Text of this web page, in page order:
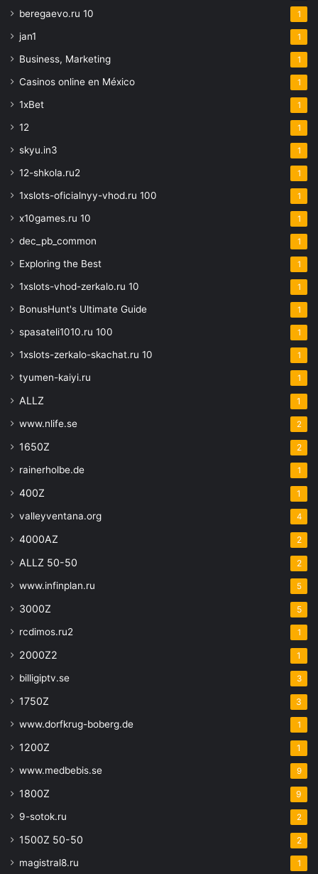
beregaevo.ru 10 1
jan1 1
Business, Marketing 1
Casinos online en México 1
1xBet 1
12 1
skyu.in3 1
12-shkola.ru2 1
1xslots-oficialnyy-vhod.ru 100 1
x10games.ru 10 1
dec_pb_common 1
Exploring the Best 1
1xslots-vhod-zerkalo.ru 10 1
BonusHunt's Ultimate Guide 1
spasateli1010.ru 100 1
1xslots-zerkalo-skachat.ru 10 1
tyumen-kaiyi.ru 1
ALLZ 1
www.nlife.se 2
1650Z 2
rainerholbe.de 1
400Z 1
valleyventana.org 4
4000AZ 2
ALLZ 50-50 2
www.infinplan.ru 5
3000Z 5
rcdimos.ru2 1
2000Z2 1
billigiptv.se 3
1750Z 3
www.dorfkrug-boberg.de 1
1200Z 1
www.medbebis.se 9
1800Z 9
9-sotok.ru 2
1500Z 50-50 2
magistral8.ru 1